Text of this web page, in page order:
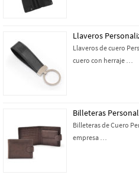
Llaveros
Llaveros de cuero
cuero con herraje …
Billeteras
Billeteras de Cuero
empresa …